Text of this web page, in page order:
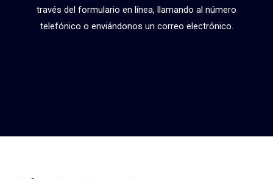
través del formulario en línea, llamando al número
telefónico o enviándonos un correo electrónico.